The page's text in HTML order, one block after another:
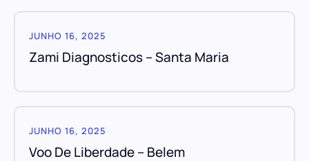
JUNHO 16, 2025
Zami Diagnosticos – Santa Maria
JUNHO 16, 2025
Voo De Liberdade – Belem